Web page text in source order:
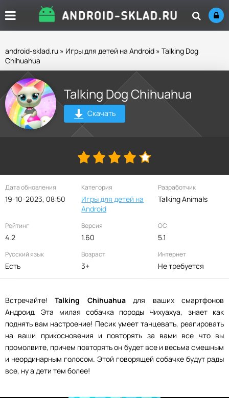
android-sklad.ru » Игры для детей на Android » Talking Dog
Chihuahua
Talking Dog Chihuahua
Скачать
Дата обновления
19-10-2023, 08:50
Категория
Игры для детей на
Android
Разработчик
Talking Animals
Рейтинг
4.2
Версия
1.60
ОС
5.1
Русский язык
Есть
Возраст
3+
Интернет
Не требуется
Встречайте!Talking Chihuahuaдля ваших смартфонов
Андроид. Эта милая собачка породы Чихуахуа, знает как
поднять вам настроение! Песик умеет танцевать, реагировать
на ваши прикосновения и повторять за вами все что вы
промолвите, причем повторять он будет все и весьма смешным
и неординарным голосом. Этой говорящей собачке будут рады
все, ну а дети тем более!